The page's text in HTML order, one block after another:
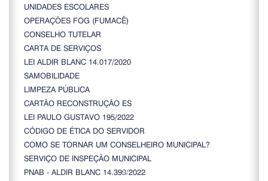
UNIDADES ESCOLARES
OPERAÇÕES FOG (FUMACÊ)
CONSELHO TUTELAR
CARTA DE SERVIÇOS
LEI ALDIR BLANC 14.017/2020
SAMOBILIDADE
LIMPEZA PÚBLICA
CARTÃO RECONSTRUÇÃO ES
LEI PAULO GUSTAVO 195/2022
CÓDIGO DE ÉTICA DO SERVIDOR
COMO SE TORNAR UM CONSELHEIRO MUNICIPAL?
SERVIÇO DE INSPEÇÃO MUNICIPAL
PNAB - ALDIR BLANC 14.399/2022